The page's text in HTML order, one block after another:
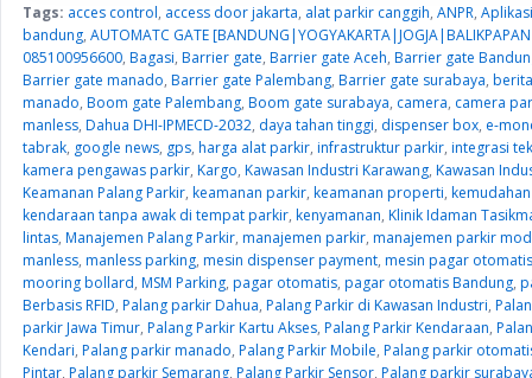
Tags: acces control, access door jakarta, alat parkir canggih, ANPR,
bandung, AUTOMATC GATE
085100956600, Bagasi, Barrier gate, Barrier gate Aceh, Barrier gate
Barrier gate manado, Barrier gate Palembang, Barrier gate surabaya,
manado, Boom gate Palembang, Boom gate surabaya, camera, camera
manless, Dahua DHI-IPMECD-2032, daya tahan tinggi, dispenser box, e-
tabrak, google news, gps, harga alat parkir, infrastruktur parkir, integrasi
kamera pengawas parkir, Kargo, Kawasan Industri Karawang, Kawasan
Keamanan Palang Parkir, keamanan parkir, keamanan properti,
kendaraan tanpa awak di tempat parkir, kenyamanan, Klinik Idaman
lintas, Manajemen Palang Parkir, manajemen parkir, manajemen parkir
manless, manless parking, mesin dispenser payment, mesin pagar otomatis
mooring bollard, MSM Parking, pagar otomatis, pagar otomatis Bandung,
Berbasis RFID, Palang parkir Dahua, Palang Parkir di Kawasan Industri,
parkir Jawa Timur, Palang Parkir Kartu Akses, Palang Parkir Kendaraan,
Kendari, Palang parkir manado, Palang Parkir Mobile, Palang parkir
Pintar, Palang parkir Semarang, Palang Parkir Sensor, Palang parkir